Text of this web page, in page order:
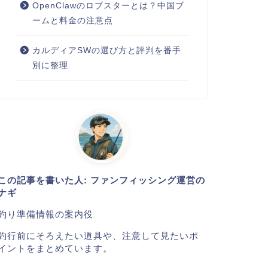
OpenClawのロブスターとは？中国ブ
ームと料金の注意点
カルディアSWの選び方と評判を番手
別に整理
の記事を書いた人: ファンフィッシング運営の
ギ
り準備情報の案内役
行前にそろえたい道具や、注意して見たいポ
ントをまとめています。